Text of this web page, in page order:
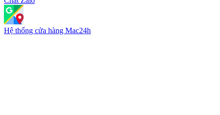
Hệ thống cửa hàng Mac24h